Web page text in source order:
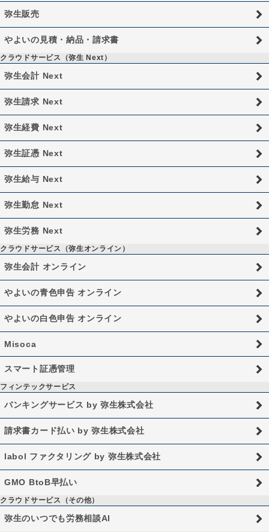
弥生販売
やよいの見積・納品・請求書
クラウドサービス（弥生 Next）
弥生会計 Next
弥生請求 Next
弥生経費 Next
弥生証憑 Next
弥生給与 Next
弥生勤怠 Next
弥生労務 Next
クラウドサービス（弥生オンライン）
弥生会計 オンライン
やよいの青色申告 オンライン
やよいの白色申告 オンライン
Misoca
スマート証憑管理
フィンテックサービス
バンキングサービス by 弥生株式会社
請求書カード払い by 弥生株式会社
labol ファクタリング by 弥生株式会社
GMO BtoB早払い
クラウドサービス（その他）
弥生のいつでも労務相談AI